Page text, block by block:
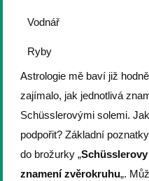
Vodnář
Ryby
Astrologie mě baví již
zajímalo, jak jednotlivá
Schüsslerovými solemi.
podpořit? Základní
do brožurky „
znamení zvěrokruhu„.